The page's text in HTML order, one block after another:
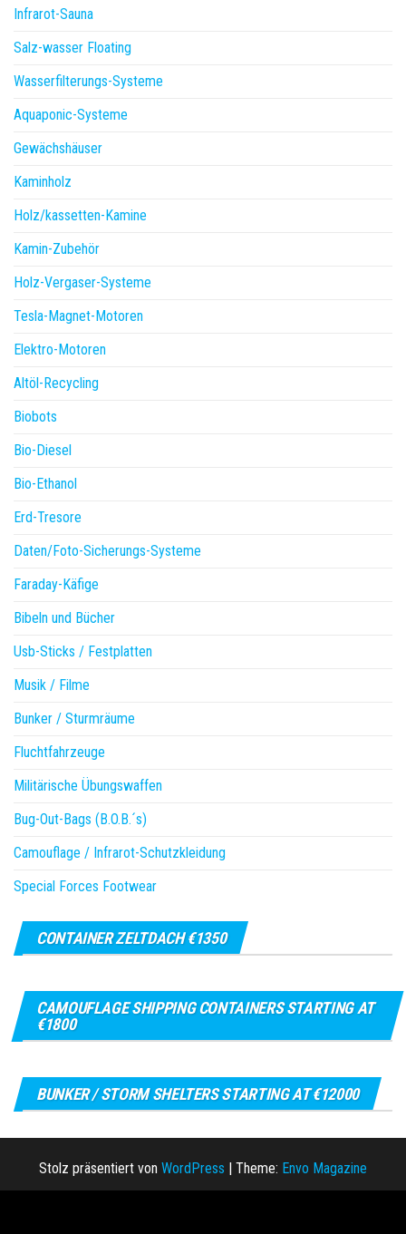
Infrarot-Sauna
Salz-wasser Floating
Wasserfilterungs-Systeme
Aquaponic-Systeme
Gewächshäuser
Kaminholz
Holz/kassetten-Kamine
Kamin-Zubehör
Holz-Vergaser-Systeme
Tesla-Magnet-Motoren
Elektro-Motoren
Altöl-Recycling
Biobots
Bio-Diesel
Bio-Ethanol
Erd-Tresore
Daten/Foto-Sicherungs-Systeme
Faraday-Käfige
Bibeln und Bücher
Usb-Sticks / Festplatten
Musik / Filme
Bunker / Sturmräume
Fluchtfahrzeuge
Militärische Übungswaffen
Bug-Out-Bags (B.O.B.´s)
Camouflage / Infrarot-Schutzkleidung
Special Forces Footwear
CONTAINER ZELTDACH €1350
CAMOUFLAGE SHIPPING CONTAINERS STARTING AT
€1800
BUNKER / STORM SHELTERS STARTING AT €12000
Stolz präsentiert von WordPress | Theme: Envo Magazine